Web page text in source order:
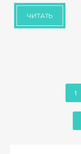
ЧИТАТЬ
1